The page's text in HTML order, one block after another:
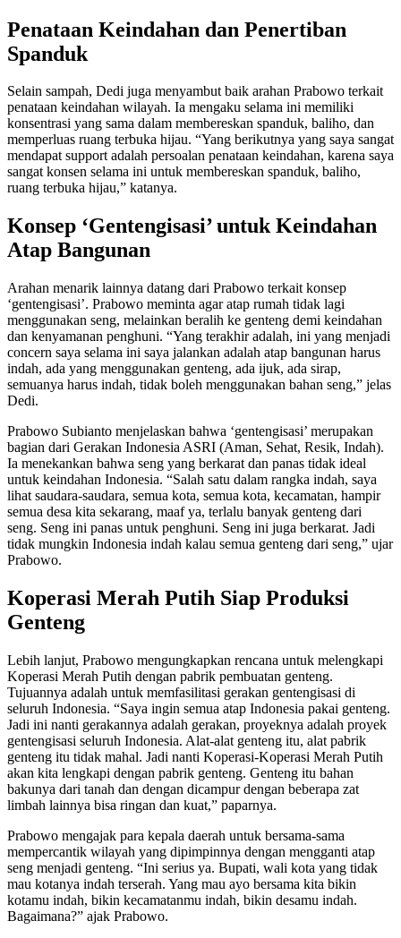
Penataan Keindahan dan Penertiban
Spanduk
Selain sampah, Dedi juga menyambut baik arahan Prabowo terkait
penataan keindahan wilayah. Ia mengaku selama ini memiliki
konsentrasi yang sama dalam membereskan spanduk, baliho, dan
memperluas ruang terbuka hijau. “Yang berikutnya yang saya sangat
mendapat support adalah persoalan penataan keindahan, karena saya
sangat konsen selama ini untuk membereskan spanduk, baliho,
ruang terbuka hijau,” katanya.
Konsep ‘Gentengisasi’ untuk Keindahan
Atap Bangunan
Arahan menarik lainnya datang dari Prabowo terkait konsep
‘gentengisasi’. Prabowo meminta agar atap rumah tidak lagi
menggunakan seng, melainkan beralih ke genteng demi keindahan
dan kenyamanan penghuni. “Yang terakhir adalah, ini yang menjadi
concern saya selama ini saya jalankan adalah atap bangunan harus
indah, ada yang menggunakan genteng, ada ijuk, ada sirap,
semuanya harus indah, tidak boleh menggunakan bahan seng,” jelas
Dedi.
Prabowo Subianto menjelaskan bahwa ‘gentengisasi’ merupakan
bagian dari Gerakan Indonesia ASRI (Aman, Sehat, Resik, Indah).
Ia menekankan bahwa seng yang berkarat dan panas tidak ideal
untuk keindahan Indonesia. “Salah satu dalam rangka indah, saya
lihat saudara-saudara, semua kota, semua kota, kecamatan, hampir
semua desa kita sekarang, maaf ya, terlalu banyak genteng dari
seng. Seng ini panas untuk penghuni. Seng ini juga berkarat. Jadi
tidak mungkin Indonesia indah kalau semua genteng dari seng,” ujar
Prabowo.
Koperasi Merah Putih Siap Produksi
Genteng
Lebih lanjut, Prabowo mengungkapkan rencana untuk melengkapi
Koperasi Merah Putih dengan pabrik pembuatan genteng.
Tujuannya adalah untuk memfasilitasi gerakan gentengisasi di
seluruh Indonesia. “Saya ingin semua atap Indonesia pakai genteng.
Jadi ini nanti gerakannya adalah gerakan, proyeknya adalah proyek
gentengisasi seluruh Indonesia. Alat-alat genteng itu, alat pabrik
genteng itu tidak mahal. Jadi nanti Koperasi-Koperasi Merah Putih
akan kita lengkapi dengan pabrik genteng. Genteng itu bahan
bakunya dari tanah dan dengan dicampur dengan beberapa zat
limbah lainnya bisa ringan dan kuat,” paparnya.
Prabowo mengajak para kepala daerah untuk bersama-sama
mempercantik wilayah yang dipimpinnya dengan mengganti atap
seng menjadi genteng. “Ini serius ya. Bupati, wali kota yang tidak
mau kotanya indah terserah. Yang mau ayo bersama kita bikin
kotamu indah, bikin kecamatanmu indah, bikin desamu indah.
Bagaimana?” ajak Prabowo.